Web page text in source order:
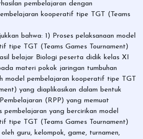
pembelajaran dengan
kooperatif tipe TGT (Teams
bahwa: 1) Proses pelaksanaan model
tipe TGT (Teams Games Tournament)
belajar Biologi peserta didik kelas XI
materi pokok jaringan tumbuhan
model pembelajaran kooperatif tipe TGT
yang diaplikasikan dalam bentuk
(RPP) yang memuat
pembelajaran yang bercirikan model
tipe TGT (Teams Games Tournament)
guru, kelompok, game, turnamen,